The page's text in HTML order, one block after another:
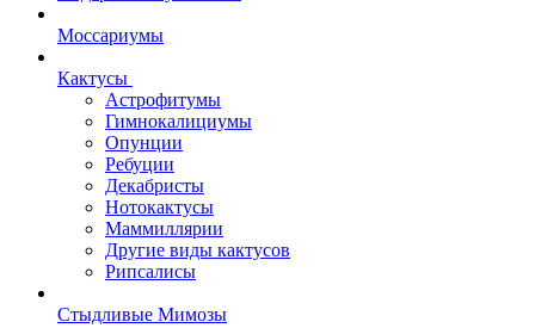
Моссариумы
Кактусы
Астрофитумы
Гимнокалициумы
Опунции
Ребуции
Декабристы
Нотокактусы
Маммиллярии
Другие виды кактусов
Рипсалисы
Стыдливые Мимозы